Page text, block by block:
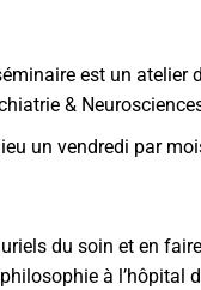
est un atelier
&
un vendredi par
du soin et en
à l’hôpital